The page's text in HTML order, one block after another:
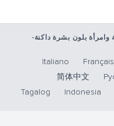
داكنة-
Tagalog